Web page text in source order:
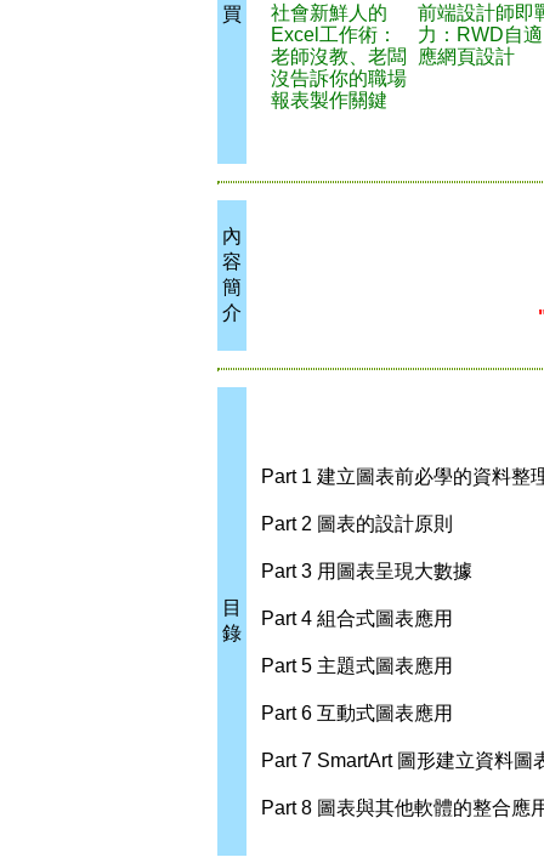
買
社會新鮮人的
Excel工作術：
老師沒教、老闆
沒告訴你的職場
報表製作關鍵
前端設計師即
力：RWD自適
應網頁設計
內
容
簡
介
目
錄
Part 1 建立圖表前必學的資料整
Part 2 圖表的設計原則
Part 3 用圖表呈現大數據
Part 4 組合式圖表應用
Part 5 主題式圖表應用
Part 6 互動式圖表應用
Part 7 SmartArt 圖形建立資料圖
Part 8 圖表與其他軟體的整合應